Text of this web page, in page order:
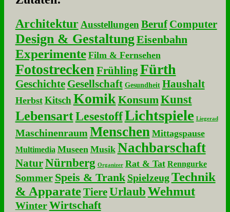
Architektur Ausstellungen Beruf Computer
Design & GestaltungEisenbahn
Experimente Film & Fernsehen
Fotostrecken Frühling Fürth
Geschichte Gesellschaft Gesundheit Haushalt
Herbst Kitsch Komik KonsumKunst
LebensartLesestoffLichtspiele Liegerad
Maschinenraum Menschen Mittagspause
Multimedia Museen Musik Nachbarschaft
NaturNürnberg Organizer Rat & Tat Renngurke
Sommer Speis & Trank Spielzeug Technik
& Apparate Tiere UrlaubWehmut
Winter Wirtschaft